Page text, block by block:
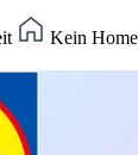
Kein